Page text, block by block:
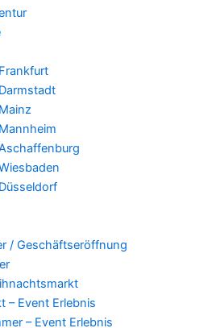
/ Geschäftseröffnung
– Event Erlebnis
– Event Erlebnis